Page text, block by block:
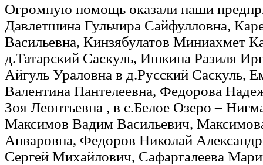
Огромную помощь оказали наши
Давлетшина Гульчира Сайфулловна,
Васильевна, Кинзябулатов Миниахмет
д.Татарский Саскуль, Ишкина Разиля
Айгуль Ураловна в д.Русский Саскуль,
Валентина Пантелеевна, Федорова
Зоя Леонтьевна , в с.Белое Озеро –
Максимов Вадим Васильевич,
Анваровна, Федоров Николай
Сергей Михайлович, Сафаргалеева